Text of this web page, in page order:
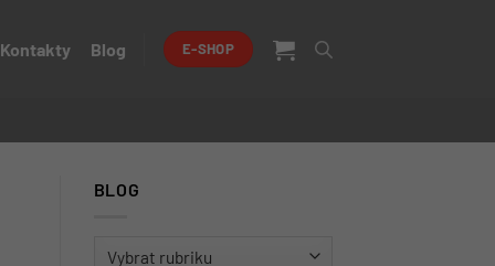
Kontakty Blog E-SHOP
BLOG
BLOG